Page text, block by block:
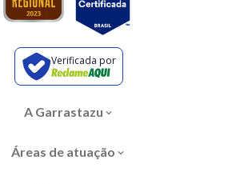
Verificada por
A Garrastazu
Áreas de atuação